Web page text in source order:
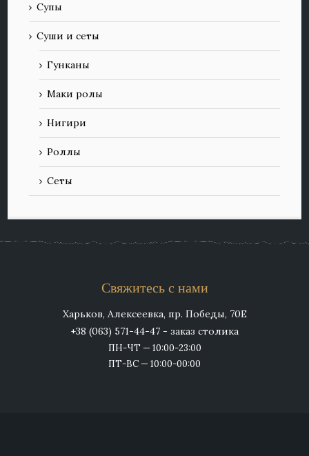
Супы
Суши и сеты
Гунканы
Маки ролы
Нигири
Роллы
Сеты
Свяжитесь с нами
Харьков, Алексеевка, пр. Победы, 70Е
+38 (063) 571-44-47 - заказ столика
ПН-ЧТ — 10:00-23:00
ПТ-ВС — 10:00-00:00